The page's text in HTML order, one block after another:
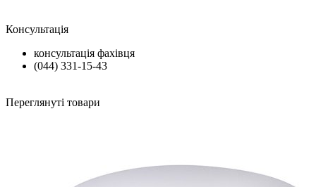
Консультація
консультація фахівця
(044) 331-15-43
Переглянуті товари